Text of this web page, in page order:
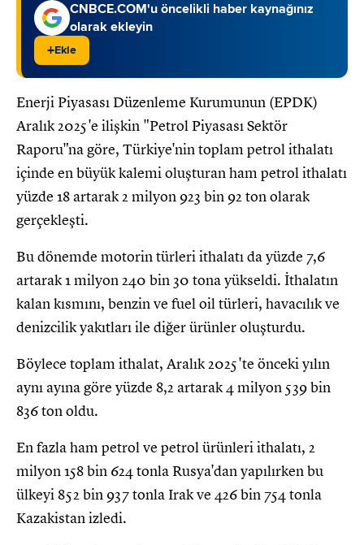
CNBCE.COM'u öncelikli haber kaynağınız
olarak ekleyin
+Ekle
Enerji Piyasası Düzenleme Kurumunun (EPDK)
Aralık 2025'e ilişkin "Petrol Piyasası Sektör
Raporu"na göre, Türkiye'nin toplam petrol ithalatı
içinde en büyük kalemi oluşturan ham petrol ithalatı
yüzde 18 artarak 2 milyon 923 bin 92 ton olarak
gerçekleşti.
Bu dönemde motorin türleri ithalatı da yüzde 7,6
artarak 1 milyon 240 bin 30 tona yükseldi. İthalatın
kalan kısmını, benzin ve fuel oil türleri, havacılık ve
denizcilik yakıtları ile diğer ürünler oluşturdu.
Böylece toplam ithalat, Aralık 2025'te önceki yılın
aynı ayına göre yüzde 8,2 artarak 4 milyon 539 bin
836 ton oldu.
En fazla ham petrol ve petrol ürünleri ithalatı, 2
milyon 158 bin 624 tonla Rusya'dan yapılırken bu
ülkeyi 852 bin 937 tonla Irak ve 426 bin 754 tonla
Kazakistan izledi.